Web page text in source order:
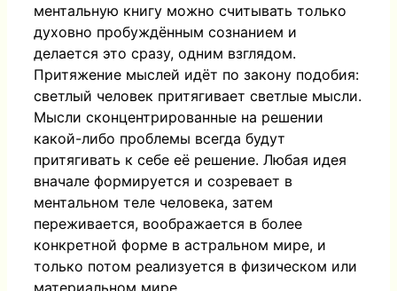
ментальную книгу можно считывать только
духовно пробуждённым сознанием и
делается это сразу, одним взглядом.
Притяжение мыслей идёт по закону подобия:
светлый человек притягивает светлые мысли.
Мысли сконцентрированные на решении
какой-либо проблемы всегда будут
притягивать к себе её решение. Любая идея
вначале формируется и созревает в
ментальном теле человека, затем
переживается, воображается в более
конкретной форме в астральном мире, и
только потом реализуется в физическом или